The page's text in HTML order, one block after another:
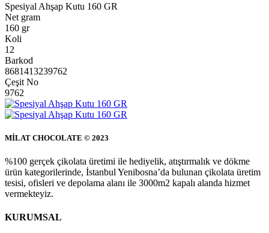
Spesiyal Ahşap Kutu 160 GR
Net gram
160 gr
Koli
12
Barkod
8681413239762
Çeşit No
9762
MİLAT CHOCOLATE © 2023
%100 gerçek çikolata üretimi ile hediyelik, atıştırmalık ve dökme
ürün kategorilerinde, İstanbul Yenibosna’da bulunan çikolata üretim
tesisi, ofisleri ve depolama alanı ile 3000m2 kapalı alanda hizmet
vermekteyiz.
KURUMSAL